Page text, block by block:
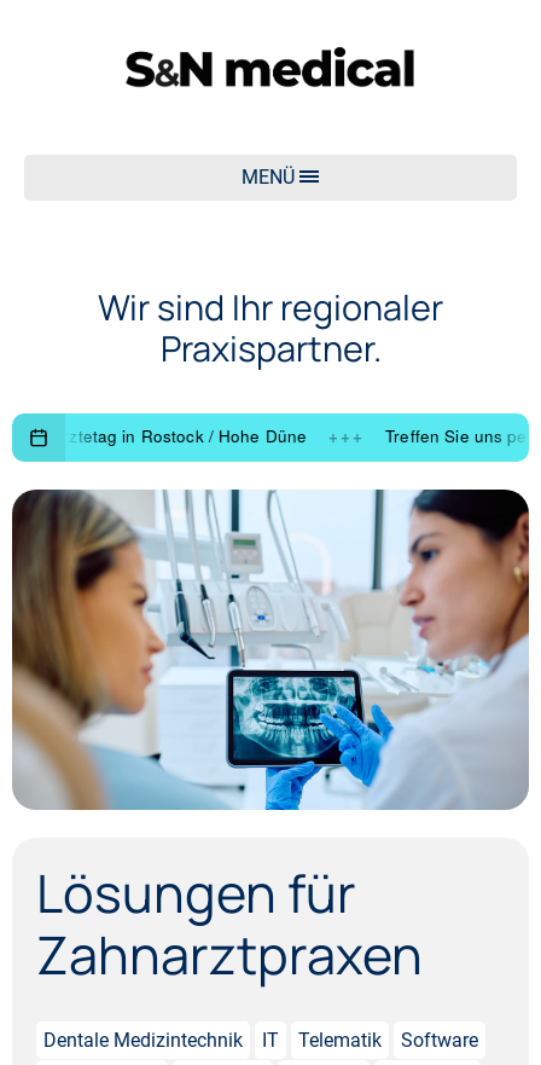
MENÜ
Wir sind Ihr regionaler
Praxispartner.
in Rostock / Hohe Düne +++ Treffen Sie uns persönlich
Lösungen für
Zahn­arzt­praxen
Dentale Medizintechnik IT Telematik
Software